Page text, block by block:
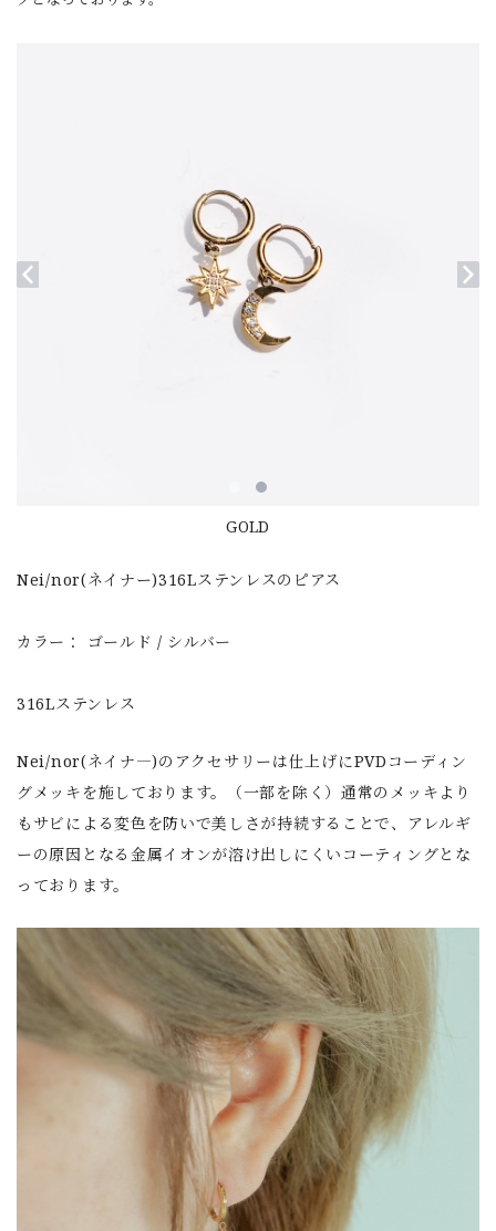
GOLD
Nei/nor(ネイナー)316Lステンレスのピアス
カラー： ゴールド / シルバー
316Lステンレス
Nei/nor(ネイナ―)のアクセサリーは仕上げにPVDコーディン
グメッキを施しております。（一部を除く）通常のメッキより
もサビによる変色を防いで美しさが持続することで、アレルギ
ーの原因となる金属イオンが溶け出しにくいコーティングとな
っております。